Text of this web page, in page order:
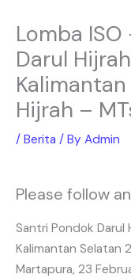
Lomba
Darul
Hijrah –
/ Berita / By Admin
Please follow
Santri Pondok Darul
Kalimantan Selatan
Martapura, 23